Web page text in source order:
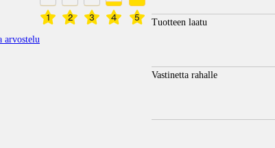
arvostelu
1 2 3 4 5
Tuotteen laatu
Vastinetta rahalle